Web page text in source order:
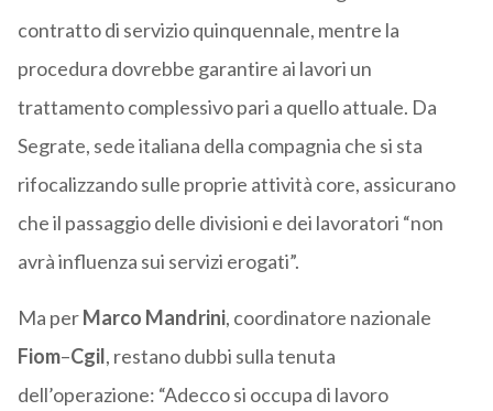
contratto di servizio quinquennale, mentre la
procedura dovrebbe garantire ai lavori un
trattamento complessivo pari a quello attuale. Da
Segrate, sede italiana della compagnia che si sta
rifocalizzando sulle proprie attività core, assicurano
che il passaggio delle divisioni e dei lavoratori “non
avrà influenza sui servizi erogati”.
Ma perMarco Mandrini, coordinatore nazionale
Fiom–Cgil, restano dubbi sulla tenuta
dell’operazione: “Adecco si occupa di lavoro